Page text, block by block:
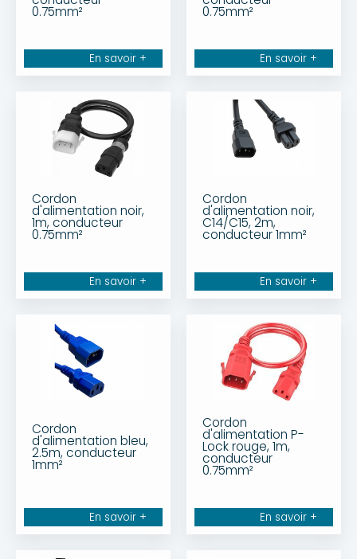
0.75mm²
En savoir +
0.75mm²
En savoir +
Cordon
d'alimentation noir,
1m, conducteur
0.75mm²
En savoir +
Cordon
d'alimentation noir,
C14/C15, 2m,
conducteur 1mm²
En savoir +
Cordon
d'alimentation bleu,
2.5m, conducteur
1mm²
En savoir +
Cordon
d'alimentation P-
Lock rouge, 1m,
conducteur
0.75mm²
En savoir +